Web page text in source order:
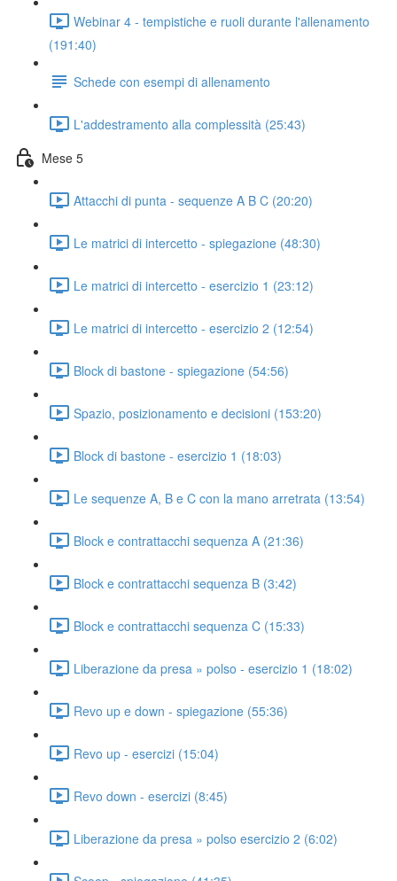
Webinar 4 - tempistiche e ruoli durante l'allenamento
(191:40)
Schede con esempi di allenamento
L'addestramento alla complessità (25:43)
Mese 5
Attacchi di punta - sequenze A B C (20:20)
Le matrici di intercetto - spiegazione (48:30)
Le matrici di intercetto - esercizio 1 (23:12)
Le matrici di intercetto - esercizio 2 (12:54)
Block di bastone - spiegazione (54:56)
Spazio, posizionamento e decisioni (153:20)
Block di bastone - esercizio 1 (18:03)
Le sequenze A, B e C con la mano arretrata (13:54)
Block e contrattacchi sequenza A (21:36)
Block e contrattacchi sequenza B (3:42)
Block e contrattacchi sequenza C (15:33)
Liberazione da presa » polso - esercizio 1 (18:02)
Revo up e down - spiegazione (55:36)
Revo up - esercizi (15:04)
Revo down - esercizi (8:45)
Liberazione da presa » polso esercizio 2 (6:02)